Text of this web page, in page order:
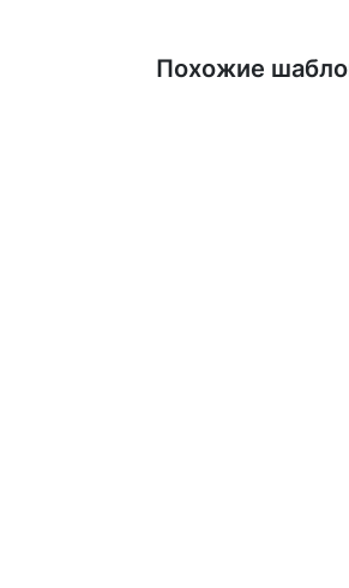
Похожие
Узнать больше